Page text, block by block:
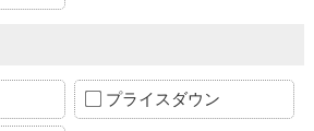
プライスダウン